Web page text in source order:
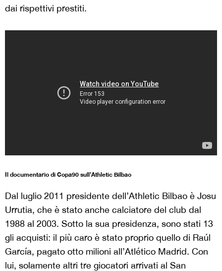
dai rispettivi prestiti.
Il documentario di Copa90 sull’Athletic Bilbao
Dal luglio 2011 presidente dell’Athletic Bilbao è Josu
Urrutia, che è stato anche calciatore del club dal
1988 al 2003. Sotto la sua presidenza, sono stati 13
gli acquisti: il più caro è stato proprio quello di Raúl
García, pagato otto milioni all’Atlético Madrid. Con
lui, solamente altri tre giocatori arrivati al San